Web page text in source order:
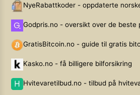
NyeRabattkoder - oppdaterte
Godpris.no - oversikt over de beste
GratisBitcoin.no - guide til gratis
Kasko.no - få billigere bilforsikring
Hvitevaretilbud.no - tilbud på